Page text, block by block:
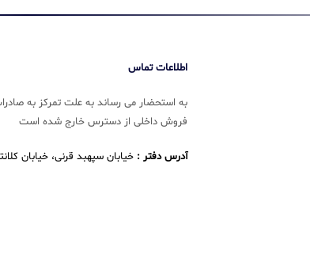
اطلاعات تماس
به استحضار می رساند به علت تمرکز به
فروش داخلی از دسترس خارج شده است
آدرس دفتر : خیابان سپهبد قرنی، خیابان